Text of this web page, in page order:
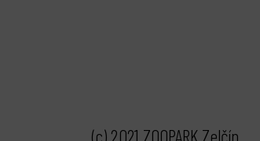
(c) 2021 ZOOPARK Zelčín